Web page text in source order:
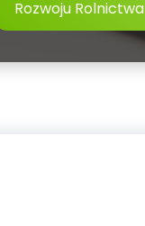
Rozwoju Rolnictwa